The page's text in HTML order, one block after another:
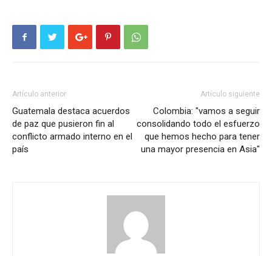
Artículo anterior
Guatemala destaca acuerdos
de paz que pusieron fin al
conflicto armado interno en el
país
Artículo siguiente
Colombia: "vamos a seguir
consolidando todo el esfuerzo
que hemos hecho para tener
una mayor presencia en Asia"